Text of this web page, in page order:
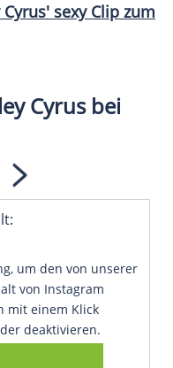
sexy Clip zum
Cyrus bei
um den von unserer
von Instagram
mit einem Klick
deaktivieren.